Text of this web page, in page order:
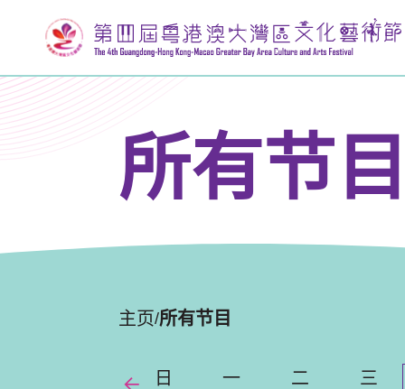
所有节
主页/所有节目
日 一 二
三